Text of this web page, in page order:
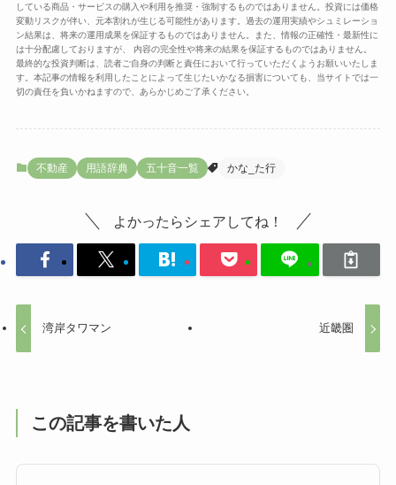
している商品・サービスの購入や利用を推奨・強制するものではありません。投資には価格
変動リスクが伴い、元本割れが生じる可能性があります。過去の運用実績やシュミレーショ
ン結果は、将来の運用成果を保証するものではありません。また、情報の正確性・最新性に
は十分配慮しておりますが、 内容の完全性や将来の結果を保証するものではありません。
最終的な投資判断は、読者ご自身の判断と責任において行っていただくようお願いいたしま
す。本記事の情報を利用したことによって生じたいかなる損害についても、当サイトでは一
切の責任を負いかねますので、あらかじめご了承ください。
不動産 用語辞典 五十音一覧 かな_た行
よかったらシェアしてね！
湾岸タワマン 近畿圏
この記事を書いた人